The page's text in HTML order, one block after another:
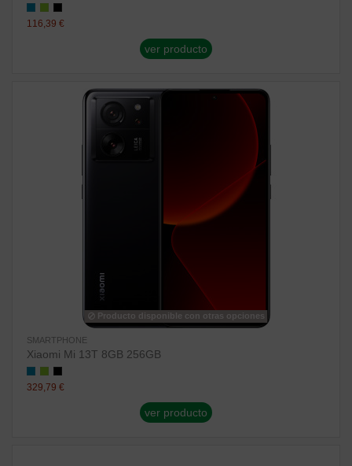
116,39 €
ver producto
Producto disponible con otras opciones
SMARTPHONE
Xiaomi Mi 13T 8GB 256GB
329,79 €
ver producto